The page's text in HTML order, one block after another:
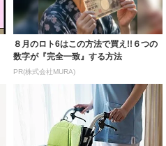
８月のロト6はこの方法で買え!!６つの
数字が『完全一致』する方法
PR(株式会社MURA)